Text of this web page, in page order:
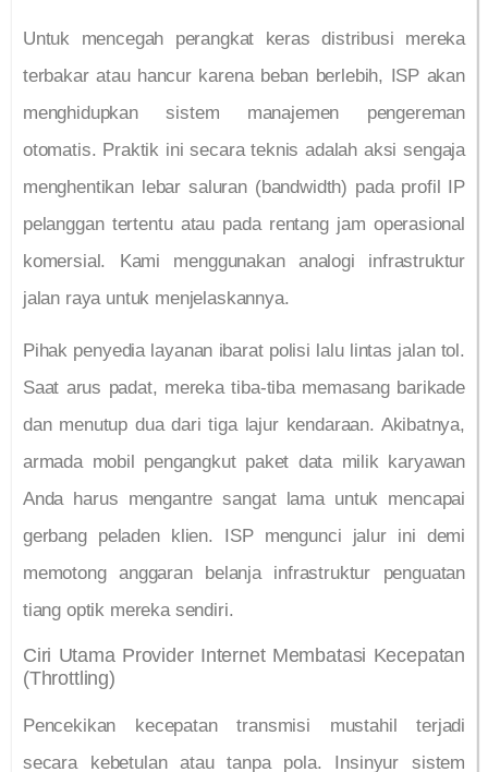
Untuk mencegah perangkat keras distribusi mereka
terbakar atau hancur karena beban berlebih, ISP akan
menghidupkan sistem manajemen pengereman
otomatis. Praktik ini secara teknis adalah aksi sengaja
menghentikan lebar saluran (bandwidth) pada profil IP
pelanggan tertentu atau pada rentang jam operasional
komersial. Kami menggunakan analogi infrastruktur
jalan raya untuk menjelaskannya.
Pihak penyedia layanan ibarat polisi lalu lintas jalan tol.
Saat arus padat, mereka tiba-tiba memasang barikade
dan menutup dua dari tiga lajur kendaraan. Akibatnya,
armada mobil pengangkut paket data milik karyawan
Anda harus mengantre sangat lama untuk mencapai
gerbang peladen klien. ISP mengunci jalur ini demi
memotong anggaran belanja infrastruktur penguatan
tiang optik mereka sendiri.
Ciri Utama Provider Internet Membatasi Kecepatan
(Throttling)
Pencekikan kecepatan transmisi mustahil terjadi
secara kebetulan atau tanpa pola. Insinyur sistem